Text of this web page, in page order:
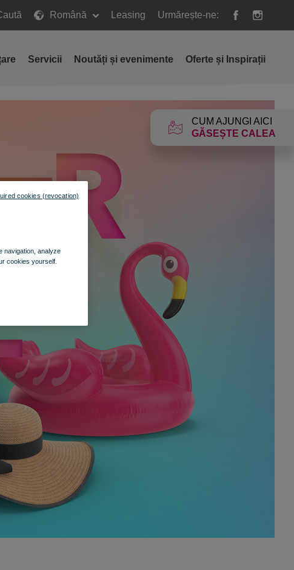
Română Leasing Urmărește-ne:
CUM AJUNGI AICI
GĂSEȘTE CALEA
Servicii Noutăți și evenimente Oferte și Inspirații
navigation, analyze
cookies yourself.
cookies (revocation)